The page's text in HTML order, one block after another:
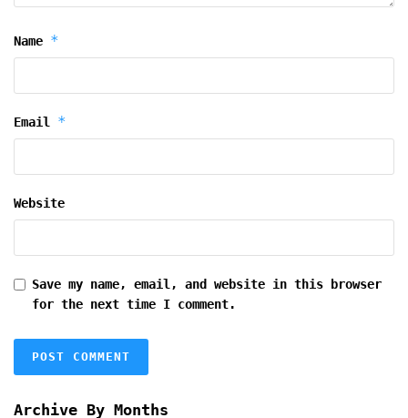
Name *
Email *
Website
Save my name, email, and website in this browser
for the next time I comment.
Archive By Months